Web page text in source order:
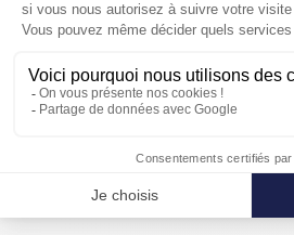
POUR SE PROTÉGER
DE LA